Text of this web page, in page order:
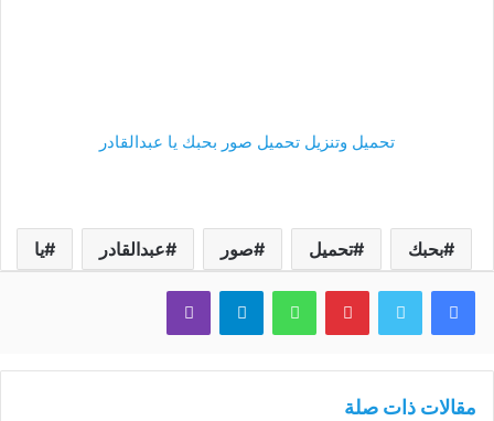
تحميل وتنزيل تحميل صور بحبك يا عبدالقادر
بحبك تحميل صور عبدالقادر يا
فيسبوك تويتر بينتيريستواتساب تيلقرام ڤايبر
مقالات ذات صلة